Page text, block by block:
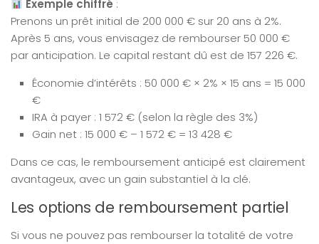
Exemple chiffré :
Prenons un prêt initial de 200 000 € sur 20 ans à 2%.
Après 5 ans, vous envisagez de rembourser 50 000 €
par anticipation. Le capital restant dû est de 157 226 €.
Économie d’intérêts : 50 000 € × 2% × 15 ans = 15 000
€
IRA à payer : 1 572 € (selon la règle des 3%)
Gain net : 15 000 € – 1 572 € = 13 428 €
Dans ce cas, le remboursement anticipé est clairement
avantageux, avec un gain substantiel à la clé.
Les options de remboursement partiel
Si vous ne pouvez pas rembourser la totalité de votre